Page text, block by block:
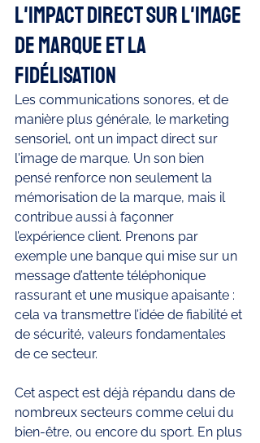
L'impact direct sur l'image
de marque et la
fidélisation
Les communications sonores, et de
manière plus générale, le marketing
sensoriel, ont un impact direct sur
l'image de marque. Un son bien
pensé renforce non seulement la
mémorisation de la marque, mais il
contribue aussi à façonner
l’expérience client. Prenons par
exemple une banque qui mise sur un
message d’attente téléphonique
rassurant et une musique apaisante :
cela va transmettre l’idée de fiabilité et
de sécurité, valeurs fondamentales
de ce secteur.
Cet aspect est déjà répandu dans de
nombreux secteurs comme celui du
bien-être, ou encore du sport. En plus